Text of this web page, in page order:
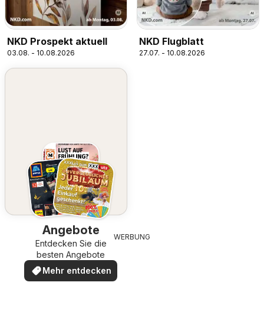
NKD Prospekt aktuell
03.08. - 10.08.2026
NKD Flugblatt
27.07. - 10.08.2026
Angebote
Entdecken Sie die
besten Angebote
Mehr entdecken
WERBUNG